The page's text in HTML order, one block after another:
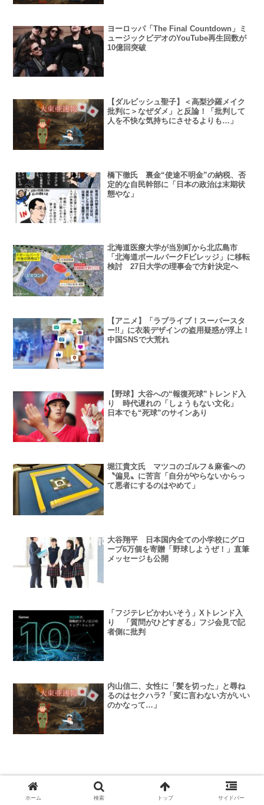
ヨーロッパ「The Final Countdown」ミ
ュージックビデオのYouTube再生回数が
10億回突破
【ダルビッシュ聖子】＜高梨沙羅メイク
批判に＞なぜダメ」と反論！「批判して
人を不快な気持ちにさせるよりも…」
橋下徹氏 裏金“使途不明金”の納税、否
定的な自民幹部に「日本の政治は末期状
態やな」
北海道医療大学が当別町から北広島市
「北海道ボールパークFビレッジ」に移転
検討 27日大学の理事会で方針決定へ
【アニメ】「ラブライブ！スーパースタ
ー!!」に衣装デザインの盗用疑惑が浮上！
中国SNSで大荒れ
【野球】大谷への“報復死球”トレンド入
り 時代遅れの「しょうもない文化」
日本でも“死球”のサインあり
堀江貴文氏 マツコのゴルフ＆麻雀への
〝偏見〟に苦言「自分がやらないからっ
て悪者にするのはやめて」
大谷翔平 日本国内全ての小学校にグロ
ーブ6万個を寄贈「野球しようぜ！」直筆
メッセージも公開
「フジテレビかわいそう」Xトレンド入
り 「質問がひどすぎる」フジ会見で記
者側に批判
内山信二、女性に「髪を切った」と尋ね
るのはセクハラ?「変に言わない方がいい
のかなって…」
中国クルーズ船、日本への航海中止 日中
ホーム 検索 トップ サイドバー